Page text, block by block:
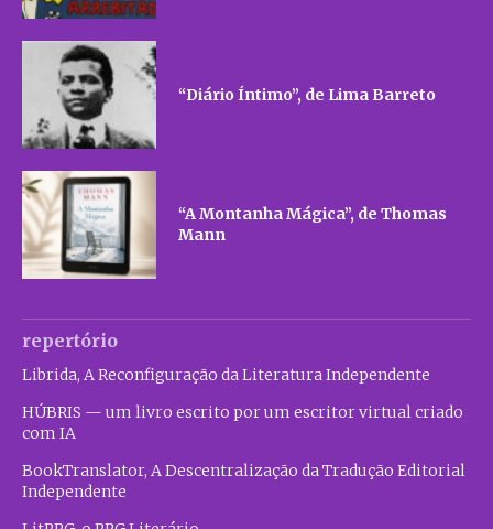
“Diário Íntimo”, de Lima Barreto
“A Montanha Mágica”, de Thomas
Mann
repertório
Librida, A Reconfiguração da Literatura Independente
HÚBRIS — um livro escrito por um escritor virtual criado
com IA
BookTranslator, A Descentralização da Tradução Editorial
Independente